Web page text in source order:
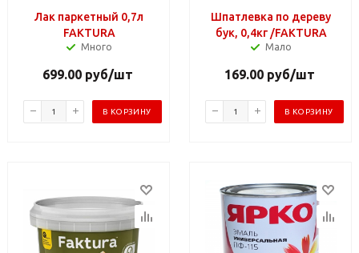
Лак паркетный 0,7л
FAKTURA
Много
699.00руб/шт
В КОРЗИНУ
Шпатлевка по дереву
бук, 0,4кг /FAKTURA
Мало
169.00руб/шт
В КОРЗИНУ